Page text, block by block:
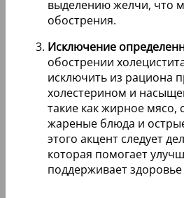
выделению желчи, что
обострения.
Исключение
обострении
исключить из рациона
холестерином и
такие как жирное мясо,
жареные блюда и
этого акцент следует
которая помогает
поддерживает